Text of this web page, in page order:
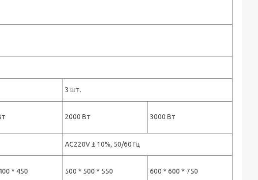
3 шт.
2000 Вт 3000 Вт
AC220V ± 10%, 50/60 Гц
* 450 500 * 500 * 550 600 * 600 * 750